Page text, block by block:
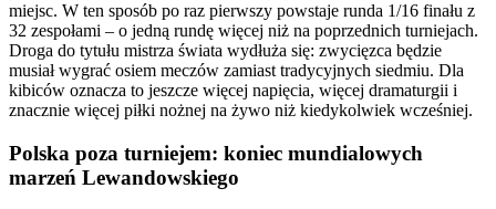
miejsc. W ten sposób po raz pierwszy powstaje runda 1/16 finału z
32 zespołami – o jedną rundę więcej niż na poprzednich turniejach.
Droga do tytułu mistrza świata wydłuża się: zwycięzca będzie
musiał wygrać osiem meczów zamiast tradycyjnych siedmiu. Dla
kibiców oznacza to jeszcze więcej napięcia, więcej dramaturgii i
znacznie więcej piłki nożnej na żywo niż kiedykolwiek wcześniej.
Polska poza turniejem: koniec mundialowych
marzeń Lewandowskiego